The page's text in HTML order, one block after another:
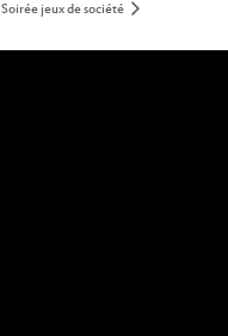
Soirée jeux de société